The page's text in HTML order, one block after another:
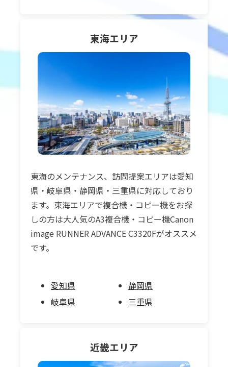
東海エリア
東海のメンテナンス、訪問提案エリアは愛知
県・岐阜県・静岡県・三重県に対応しており
ます。東海エリアで複合機・コピー機をお探
しの方は大人気のA3複合機・コピー機Canon
image RUNNER ADVANCE C3320Fがオススメ
です。
愛知県
岐阜県
静岡県
三重県
近畿エリア